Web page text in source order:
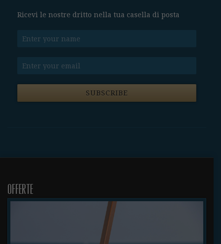
Ricevi le nostre dritto nella tua casella di posta
Offerte